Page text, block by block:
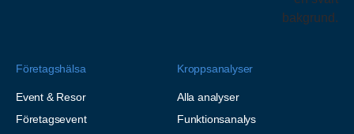
Företagshälsa
Event & Resor
Företagsevent
Kroppsanalyser
Alla analyser
Funktionsanalys